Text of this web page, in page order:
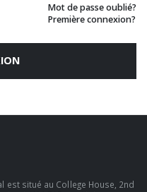
Mot de passe oublié?
Première connexion?
est situé au College House, 2nd